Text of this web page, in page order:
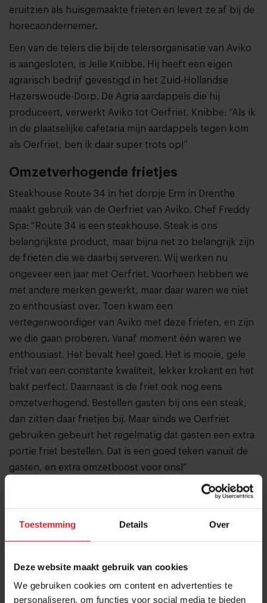
Toestemming Details Over
Deze website maakt gebruik van cookies
We gebruiken cookies om content en advertenties te
personaliseren, om functies voor social media te bieden
eruitzien als huisgemaakte frieten en levert ze af bij de
horecaondernemer.
Een van de telers die bij de telersorganisatie van Aviko
is aangesloten, is Jelle Knibbe. Hij heeft een eigen
agrarisch bedrijf gevestigd in het Zuid-Hollandse
Hazerswoude-Dorp. De Agria aardappels die hij
produceert, verwerkt Aviko tot Oerfriet. Knibbe: “Als ik
in de plaatselijke cafetaria mijn aardappels tegen kom
als Oerfriet, ben ik daar super trots op!”
Omzetverhogende frietjes
Steakhouse Route 34 in het dorpje Erm in Drenthe
maakt gebruik van de Oerfriet van Aviko. Chef Freddy
Spa: “Route 34 is een steakhouse. Steak is ons
belangrijkste product, maar bijna net zo belangrijk zijn
de frieten die we daarbij serveren. Wij werken nu
ongeveer een jaar met Oerfriet. Voorheen hebben we
met andere merken gewerkt, maar daar waren we niet
zo enthousiast over. Toen kwam een
vertegenwoordiger van Aviko met deze frieten, en zijn
we die gaan proberen. Vanaf moment één waren we
enthousiast. Het bevalt heel goed. Het is mooie, gele
friet van een constante kwaliteit, lekker krokant en het
bakt perfect. Daarnaast is de friet ook nog eens
omzetverhogend. Bestellen gasten bij ons een steak,
dan zitten daar frietjes bij. Maar sinds we Oerfriet
gebruiken gebeurt het regelmatig dat gasten een extra
portie friet bestellen. Dat is een goed teken vanuit de
gasten, en extra omzetboost voor ons!”